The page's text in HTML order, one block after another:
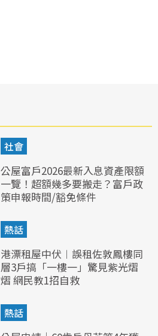
社會
公屋富戶2026最新入息資產限額
一覽！超額幾多要搬走？富戶政
策申報時間/豁免條件
熱話
港漂租屋中伏︱誤租佐敦鳳樓同
層3戶搞「一樓一」驚見紫光熠
熠 網民教1招自救
熱話